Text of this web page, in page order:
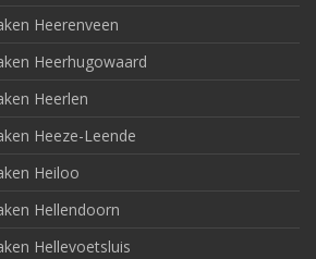
Heerenveen
Heerhugowaard
Heerlen
Heeze-Leende
Heiloo
Hellendoorn
Hellevoetsluis